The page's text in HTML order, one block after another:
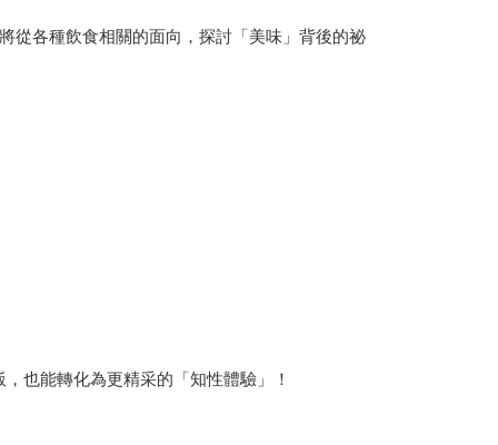
各種飲食相關的面向，探討「美味」背後的祕
也能轉化為更精采的「知性體驗」！